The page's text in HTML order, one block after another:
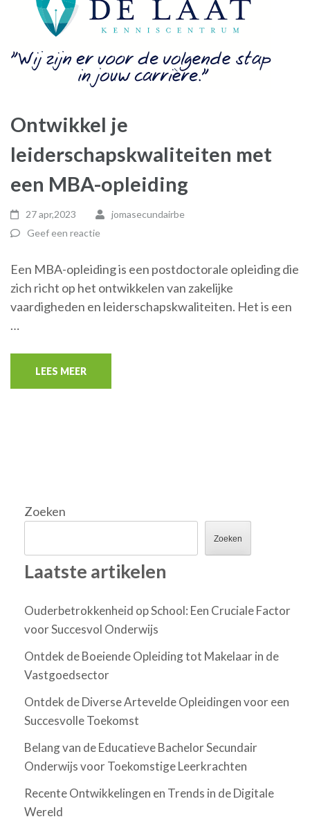
Ontwikkel je
leiderschapskwaliteiten met
een MBA-opleiding
27 apr,2023
jomasecundairbe
Geef een reactie
Een MBA-opleiding is een postdoctorale opleiding die
zich richt op het ontwikkelen van zakelijke
vaardigheden en leiderschapskwaliteiten. Het is een
…
LEES MEER
Zoeken
Zoeken
Laatste artikelen
Ouderbetrokkenheid op School: Een Cruciale Factor
voor Succesvol Onderwijs
Ontdek de Boeiende Opleiding tot Makelaar in de
Vastgoedsector
Ontdek de Diverse Artevelde Opleidingen voor een
Succesvolle Toekomst
Belang van de Educatieve Bachelor Secundair
Onderwijs voor Toekomstige Leerkrachten
Recente Ontwikkelingen en Trends in de Digitale
Wereld